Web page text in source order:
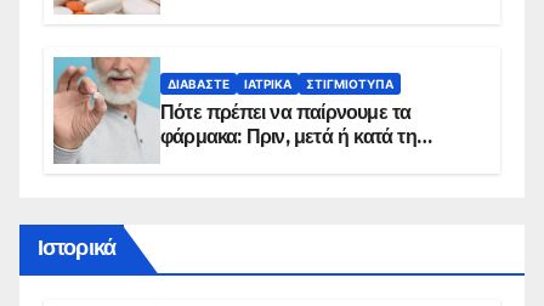
ΔΙΑΒΆΣΤΕ ΙΑΤΡΙΚΆ ΣΤΙΓΜΙΌΤΥΠΑ
Πότε πρέπει να παίρνουμε τα
φάρμακα: Πριν, μετά ή κατά τη
Ιστορικά